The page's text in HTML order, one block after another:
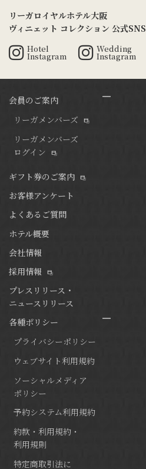
リーガロイヤルホテル大阪
ヴィニェット コレクション 公式SNS
Hotel
Instagram
Wedding
Instagram
会員のご案内
リーガメンバーズ
リーガメンバーズ
ログイン
ギフト券のご案内
お客様アンケート
よくあるご質問
ホテル概要
会社情報
採用情報
プレスリリース・
ニュースリリース
各種ポリシー
プライバシーポリシー
ウェブサイト利用規約
ソーシャルメディア
ポリシー
予約システム利用規約
約款・利用規約・
利用規則
特定商取引法に